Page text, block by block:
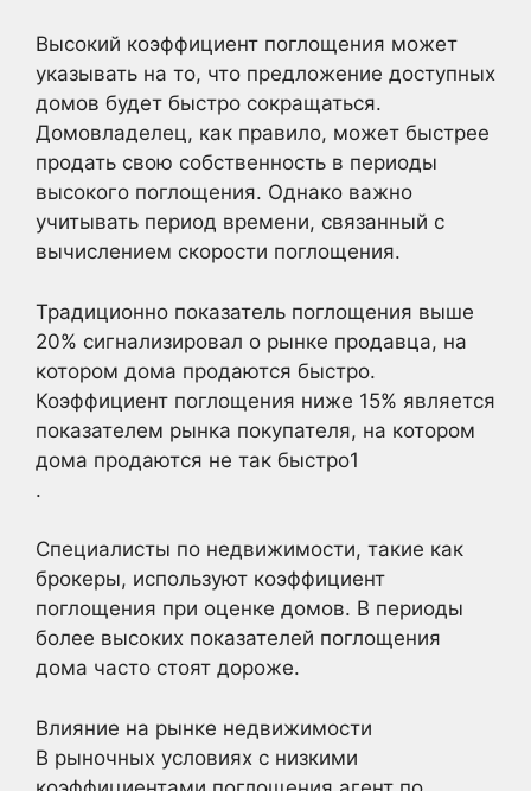
Высокий коэффициент поглощения может
указывать на то, что предложение доступных
домов будет быстро сокращаться.
Домовладелец, как правило, может быстрее
продать свою собственность в периоды
высокого поглощения. Однако важно
учитывать период времени, связанный с
вычислением скорости поглощения.
Традиционно показатель поглощения выше
20% сигнализировал о рынке продавца, на
котором дома продаются быстро.
Коэффициент поглощения ниже 15% является
показателем рынка покупателя, на котором
дома продаются не так быстро1
.
Специалисты по недвижимости, такие как
брокеры, используют коэффициент
поглощения при оценке домов. В периоды
более высоких показателей поглощения
дома часто стоят дороже.
Влияние на рынке недвижимости
В рыночных условиях с низкими